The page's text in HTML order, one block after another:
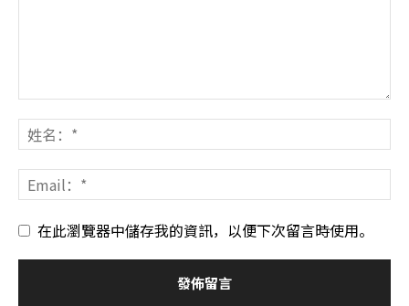
在此瀏覽器中儲存我的資訊，以便下次留言時使用。